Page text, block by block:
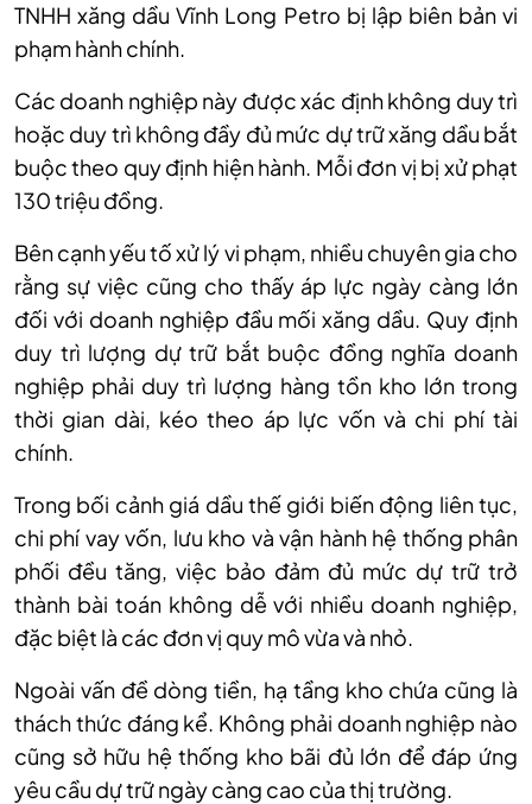
TNHH xăng dầu Vĩnh Long Petro bị lập biên bản vi
phạm hành chính.
Các doanh nghiệp này được xác định không duy trì
hoặc duy trì không đầy đủ mức dự trữ xăng dầu bắt
buộc theo quy định hiện hành. Mỗi đơn vị bị xử phạt
130 triệu đồng.
Bên cạnh yếu tố xử lý vi phạm, nhiều chuyên gia cho
rằng sự việc cũng cho thấy áp lực ngày càng lớn
đối với doanh nghiệp đầu mối xăng dầu. Quy định
duy trì lượng dự trữ bắt buộc đồng nghĩa doanh
nghiệp phải duy trì lượng hàng tồn kho lớn trong
thời gian dài, kéo theo áp lực vốn và chi phí tài
chính.
Trong bối cảnh giá dầu thế giới biến động liên tục,
chi phí vay vốn, lưu kho và vận hành hệ thống phân
phối đều tăng, việc bảo đảm đủ mức dự trữ trở
thành bài toán không dễ với nhiều doanh nghiệp,
đặc biệt là các đơn vị quy mô vừa và nhỏ.
Ngoài vấn đề dòng tiền, hạ tầng kho chứa cũng là
thách thức đáng kể. Không phải doanh nghiệp nào
cũng sở hữu hệ thống kho bãi đủ lớn để đáp ứng
yêu cầu dự trữ ngày càng cao của thị trường.